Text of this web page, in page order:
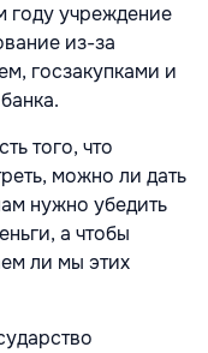
году учреждение
из-за
госзакупками и
того, что
можно ли дать
нужно убедить
а чтобы
ли мы этих